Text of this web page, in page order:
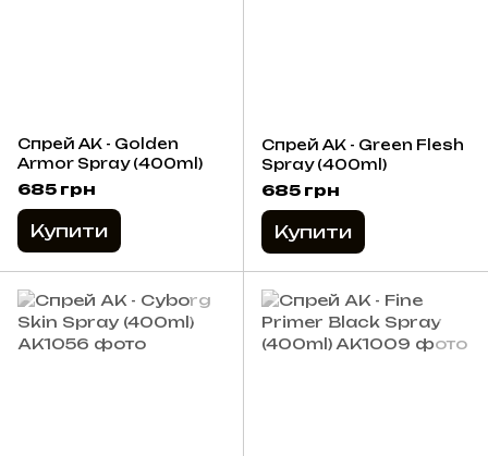
Спрей AK - Golden
Armor Spray (400ml)
685 грн
Купити
Спрей AK - Green Flesh
Spray (400ml)
685 грн
Купити